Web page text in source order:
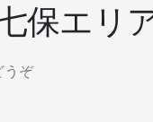
保エリ
うぞ(大